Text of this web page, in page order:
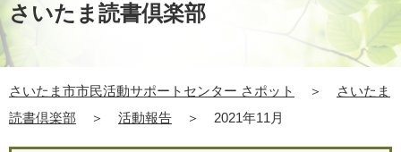
さいたま読書倶楽部
さいたま市市民活動サポートセンター さポット ＞
さいたま
読書倶楽部
＞ 活動報告 ＞ 2021年11月